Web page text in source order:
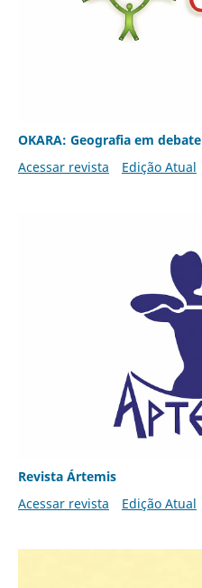
OKARA: Geografia em debate
Acessar revista
Edição Atual
Revista Ártemis
Acessar revista
Edição Atual